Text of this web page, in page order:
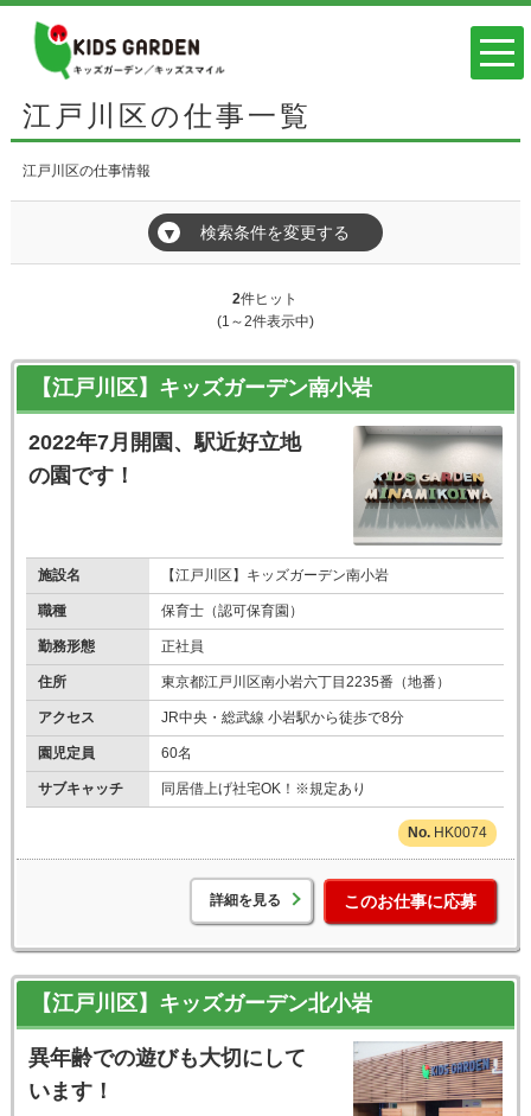
江戸川区の仕事一覧
江戸川区の仕事情報
▼ 検索条件を変更する
2件ヒット
(1～2件表示中)
【江戸川区】キッズガーデン南小岩
2022年7月開園、駅近好立地
の園です！
施設名 【江戸川区】キッズガーデン南小岩
職種 保育士（認可保育園）
勤務形態 正社員
住所 東京都江戸川区南小岩六丁目2235番（地番）
アクセス JR中央・総武線 小岩駅から徒歩で8分
園児定員 60名
サブキャッチ 同居借上げ社宅OK！※規定あり
HK0074
詳細を見る このお仕事に応募
【江戸川区】キッズガーデン北小岩
異年齢での遊びも大切にして
います！